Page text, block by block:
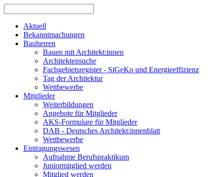
Aktuell
Bekanntmachungen
Bauherren
Bauen mit Architekt:innen
Architektensuche
Fachgebietsregister - SiGeKo und Energieeffizienz
Tag der Architektur
Wettbewerbe
Mitglieder
Weiterbildungen
Angebote für Mitglieder
AKS-Formulare für Mitglieder
DAB - Deutsches Architekt:innenblatt
Wettbewerbe
Eintragungswesen
Aufnahme Berufspraktikum
Juniormitglied werden
Mitglied werden